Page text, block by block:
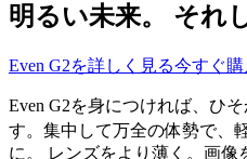
明るい未来。 それ
Even G2を詳しく見る今すぐ購
Even G2を身につければ、ひ
す。集中して万全の体勢で、
に。 レンズをより薄く。画